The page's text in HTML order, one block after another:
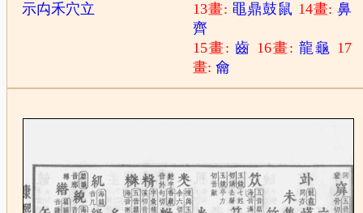
示禸禾穴立
13畫: 黽鼎鼓鼠 14畫:鼻
齊
15畫:齒 16畫:龍龜 17
畫:龠